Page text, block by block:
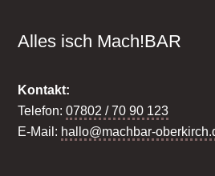
Alles isch Mach!BAR
Kontakt:
Telefon:07802 / 70 90 123
E-Mail: hallo@machbar-